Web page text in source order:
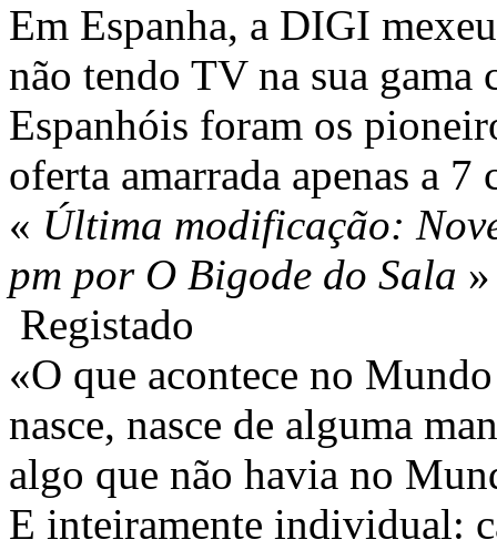
Em Espanha, a DIGI
não tendo TV na sua
Espanhóis foram os
oferta amarrada apenas a 7
« Última modificação:
pm por O Bigode do Sala »
Registado
«O que acontece no
nasce, nasce de alguma
algo que não havia no
E inteiramente individual: